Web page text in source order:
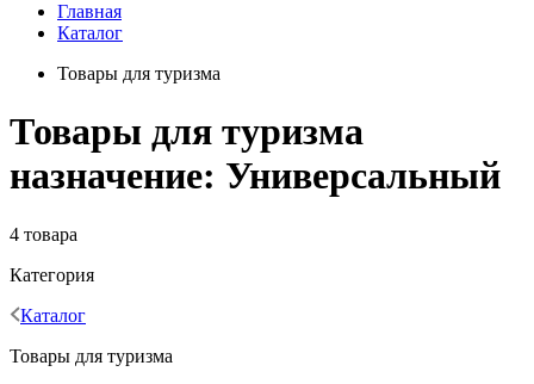
Главная
Каталог
Товары для туризма
Товары для туризма
назначение: Универсальный
4 товара
Категория
Каталог
Товары для туризма